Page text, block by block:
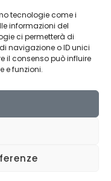
tecnologie come i
informazioni del
ci permetterà di
navigazione o ID unici
il consenso può influire
e funzioni.
De Crescenzo - P.IVA